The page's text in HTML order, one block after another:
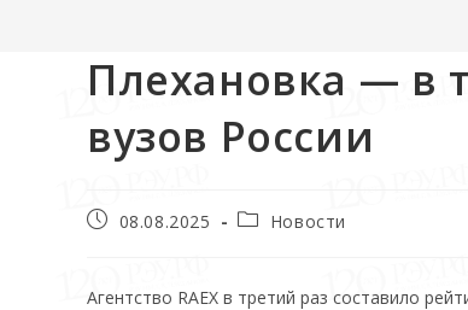
Плехановка — в
вузов России
08.08.2025 Новости
Агентство RAEX в третий раз составило